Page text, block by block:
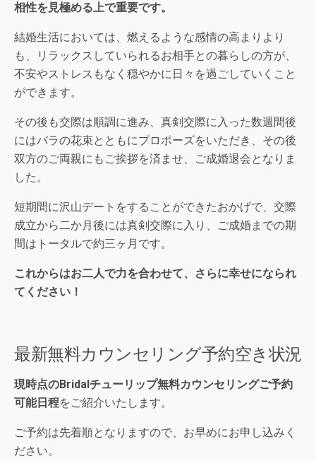
相性を見極める上で重要です。
結婚生活においては、燃えるような感情の高まりより
も、リラックスしていられるお相手との暮らしの方が、
不安やストレスもなく穏やかに日々を過ごしていくこと
ができます。
その後も交際は順調に進み、真剣交際に入った数週間後
にはバラの花束とともにプロポーズをいただき、その後
双方のご両親にもご挨拶を済ませ、ご成婚退会となりま
した。
短期間に沢山デートをすることができたおかげで、交際
成立から二か月後には真剣交際に入り、ご成婚までの期
間はトータルで約三ヶ月です。
これからはお二人で力を合わせて、さらに幸せになられ
てください！
最新無料カウンセリング予約空き状況
現時点のBridalチューリップ無料カウンセリングご予約
可能日程をご紹介いたします。
ご予約は先着順となりますので、お早めにお申し込みく
ださい。